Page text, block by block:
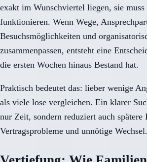
exakt im Wunschviertel liegen, sie
funktionieren. Wenn Wege,
Besuchsmöglichkeiten und
zusammenpassen, entsteht eine
die ersten Wochen hinaus Bestand hat.
Praktisch bedeutet das: lieber wenige
als viele lose vergleichen. Ein klarer
nur Zeit, sondern reduziert auch spätere
Vertragsprobleme und unnötige Wechsel.